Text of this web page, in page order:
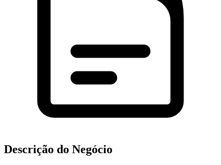
Descrição do Negócio